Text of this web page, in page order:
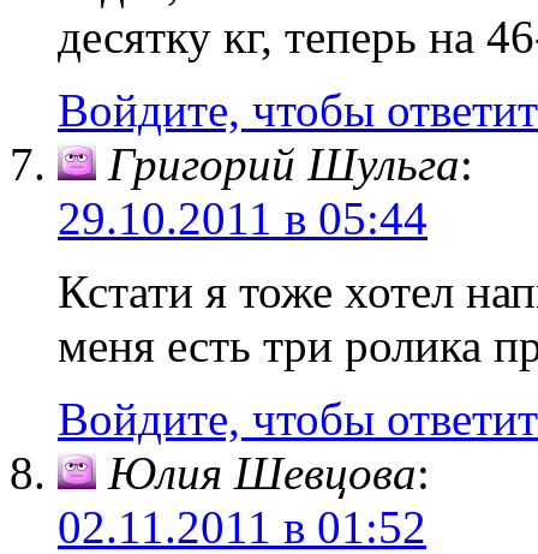
десятку кг, теперь на
Войдите, чтобы
Григорий Шульга:
29.10.2011 в 05:44
Кстати я тоже хотел
меня есть три ролика
Войдите, чтобы
Юлия Шевцова:
02.11.2011 в 01:52